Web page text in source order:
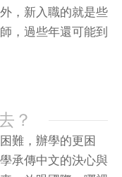
，新入職的就是些
，過些年還可能到
？
難，辦學的更困
承傳中文的決心與